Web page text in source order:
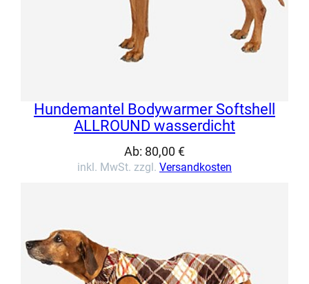
Hundemantel Bodywarmer Softshell
ALLROUND wasserdicht
Ab: 80,00 €
inkl. MwSt. zzgl. Versandkosten